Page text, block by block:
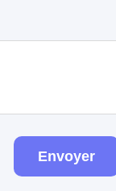
Envoyer